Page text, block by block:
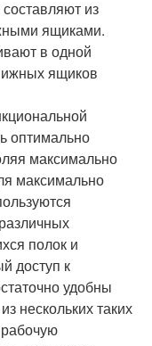
из
ящиками.
в одной
ящиков
оптимально
максимально
максимально
полок и
доступ к
удобны
нескольких таких